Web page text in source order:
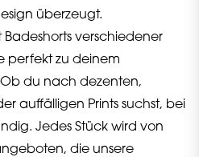
überzeugt.
Badeshorts verschiedener
perfekt zu deinem
Ob du nach dezenten,
auffälligen Prints suchst, bei
Jedes Stück wird von
die unsere